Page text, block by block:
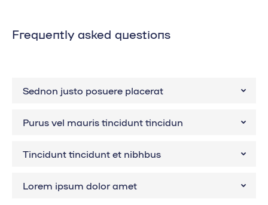
Frequently asked questions
Sednon justo posuere placerat
Purus vel mauris tincidunt tincidun
Tincidunt tincidunt et nibhbus
Lorem ipsum dolor amet